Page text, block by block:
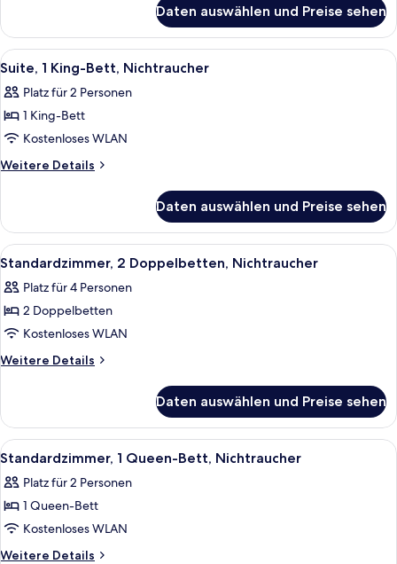
anzeigen
Room
Non-
Daten auswählen und Preise sehen
Alle
Fotos
für
Suite,
1 King-
Bett,
Ein Hotelzimmer mit einem großen
13
Suite, 1 King-Bett, Nichtraucher
Platz für 2 Personen
1 King-Bett
Kostenloses WLAN
Weitere Details
Weitere
1 King-
Bett,
Nichtraucher
Daten auswählen und Preise sehen
Alle
Fotos
für
Standardzimmer,
2 Doppelbetten,
Nichtraucher
Ein Hotelzimmer mit zwei Betten,
5
Standardzimmer, 2 Doppelbetten, Nichtraucher
Platz für 4 Personen
2 Doppelbetten
Kostenloses WLAN
Weitere Details
Weitere
2 Doppelbetten,
Nichtraucher
Daten auswählen und Preise sehen
Alle
Fotos
für
Standardzimmer,
1
Queen-
Ein Hotelzimmer mit einem großen
6
Standardzimmer, 1 Queen-Bett, Nichtraucher
Platz für 2 Personen
1 Queen-Bett
Kostenloses WLAN
Weitere Details
Weitere